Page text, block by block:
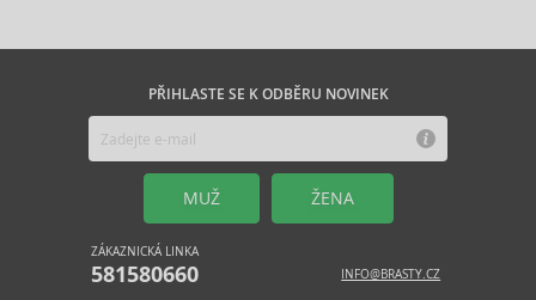
PŘIHLASTE SE K ODBĚRU NOVINEK
MUŽ ŽENA
ZÁKAZNICKÁ LINKA
581580660 INFO@BRASTY.CZ